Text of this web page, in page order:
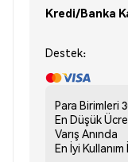
Kredi/Banka
Destek:
Para Birimleri
En Düşük
Varış Anında
En İyi Kullanım